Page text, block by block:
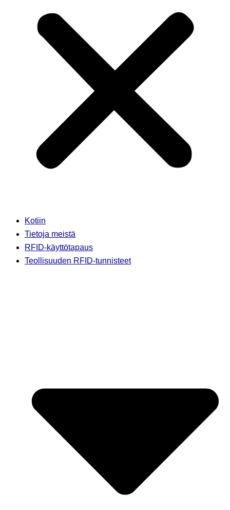
Kotiin
Tietoja meistä
RFID-käyttötapaus
Teollisuuden RFID-tunnisteet